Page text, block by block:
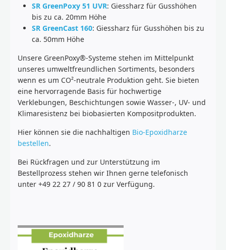
SR GreenPoxy 51 UVR: Giessharz für Gusshöhen
bis zu ca. 20mm Höhe
SR GreenCast 160: Giessharz für Gusshöhen bis zu
ca. 50mm Höhe
Unsere GreenPoxy®-Systeme stehen im Mittelpunkt
unseres umweltfreundlichen Sortiments, besonders
wenn es um CO²-neutrale Produktion geht. Sie bieten
eine hervorragende Basis für hochwertige
Verklebungen, Beschichtungen sowie Wasser-, UV- und
Klimaresistenz bei biobasierten Kompositprodukten.
Hier können sie die nachhaltigen Bio-Epoxidharze
bestellen.
Bei Rückfragen und zur Unterstützung im
Bestellprozess stehen wir Ihnen gerne telefonisch
unter +49 22 27 / 90 81 0 zur Verfügung.